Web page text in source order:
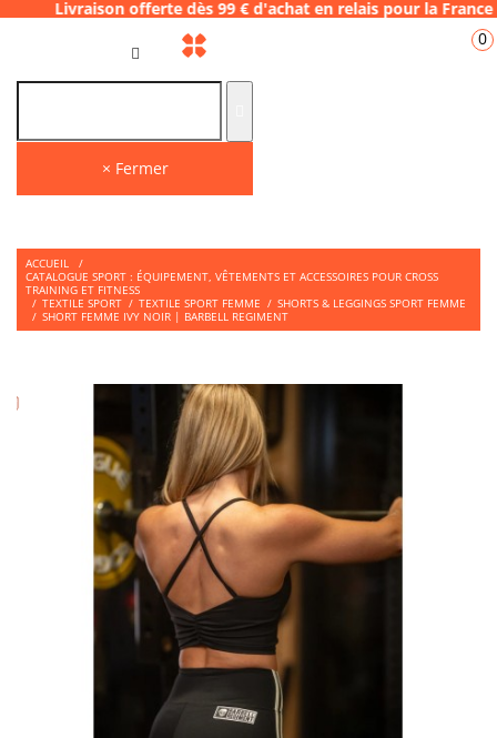
offerte dès 99 € d'achat en relais
× Fermer
0
ACCUEIL
/
CATALOGUE SPORT : ÉQUIPEMENT, VÊTEMENTS ET ACCESSOIRES POUR CROSS
TRAINING ET FITNESS
/ TEXTILE SPORT / TEXTILE SPORT FEMME / SHORTS & LEGGINGS SPORT FEMME
/ SHORT FEMME IVY NOIR | BARBELL REGIMENT